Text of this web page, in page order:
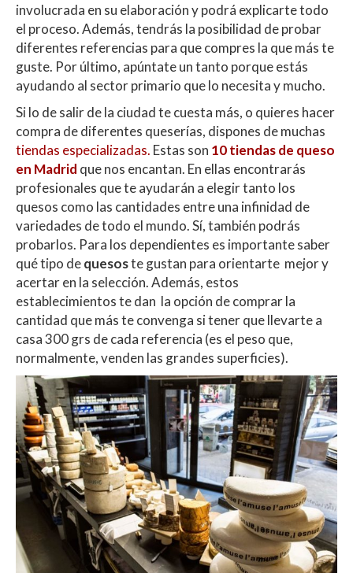
involucrada en su elaboración y podrá explicarte todo
el proceso. Además, tendrás la posibilidad de probar
diferentes referencias para que compres la que más te
guste. Por último, apúntate un tanto porque estás
ayudando al sector primario que lo necesita y mucho.
Si lo de salir de la ciudad te cuesta más, o quieres hacer
compra de diferentes queserías, dispones de muchas
tiendas especializadas. Estas son 10 tiendas de queso
en Madrid que nos encantan. En ellas encontrarás
profesionales que te ayudarán a elegir tanto los
quesos como las cantidades entre una infinidad de
variedades de todo el mundo. Sí, también podrás
probarlos. Para los dependientes es importante saber
qué tipo dequesoste gustan para orientarte mejor y
acertar en la selección.Además, estos
establecimientos te dan la opción de comprar la
cantidad que más te convenga si tener que llevarte a
casa 300 grs de cada referencia (es el peso que,
normalmente, venden las grandes superficies).